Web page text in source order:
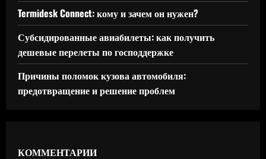
Termidesk Connect: кому и зачем он нужен?
Субсидированные авиабилеты: как получить
дешевые перелеты по господдержке
Причины поломок кузова автомобиля:
предотвращение и решение проблем
КОММЕНТАРИИ